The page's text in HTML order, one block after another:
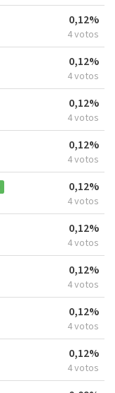
0,12%
4 votos
0,12%
4 votos
0,12%
4 votos
0,12%
4 votos
0,12%
4 votos
0,12%
4 votos
0,12%
4 votos
0,12%
4 votos
0,12%
4 votos